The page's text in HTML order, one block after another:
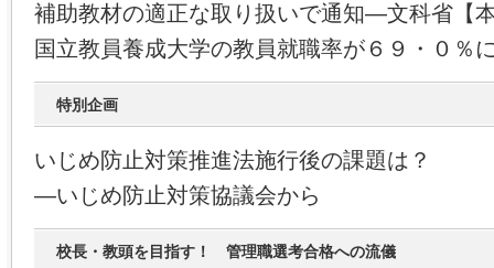
補助教材の適正な取り扱いで通知―文科省【
国立教員養成大学の教員就職率が６９・０％
特別企画
いじめ防止対策推進法施行後の課題は？
―いじめ防止対策協議会から
校長・教頭を目指す！ 管理職選考合格への流儀